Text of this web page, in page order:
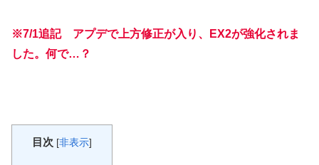
※7/1追記
アプデで上方修正が入り、EX2が強化されま
した。何で…？
目次 [非表示]